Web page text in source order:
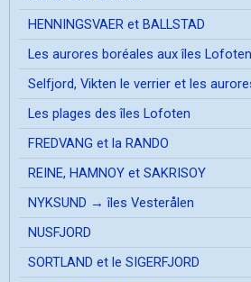
HENNINGSVAER et BALLSTAD
Les aurores boréales aux îles Lofoten
Selfjord, Vikten le verrier et les
Les plages des îles Lofoten
FREDVANG et la RANDO
REINE, HAMNOY et SAKRISOY
NYKSUND → îles Vesterålen
NUSFJORD
SORTLAND et le SIGERFJORD